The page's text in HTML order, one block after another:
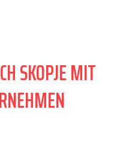
SKOPJE MIT